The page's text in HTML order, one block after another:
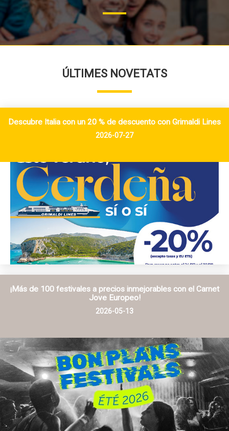
ÚLTIMES NOVETATS
Descubre Italia con un 20 % de descuento con Grimaldi Lines
2026-07-27
INFO
¡Más de 100 festivales a precios inmejorables con el Carnet
Jove Europeo!
2026-05-13
INFO